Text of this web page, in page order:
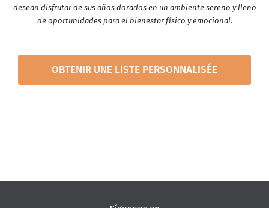
desean disfrutar de sus años dorados en un ambiente sereno y lleno
de oportunidades para el bienestar físico y emocional.
OBTENIR UNE LISTE PERSONNALISÉE